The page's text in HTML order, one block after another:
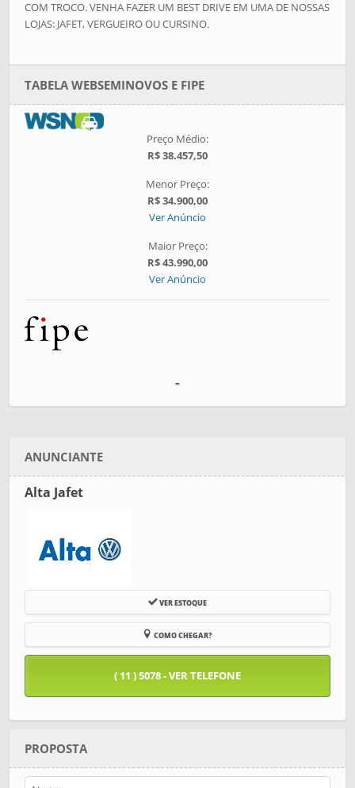
COM TROCO. VENHA FAZER UM BEST DRIVE EM UMA DE NOSSAS
LOJAS: JAFET, VERGUEIRO OU CURSINO.
TABELA WEBSEMINOVOS E FIPE
Preço Médio:
R$ 38.457,50
Menor Preço:
R$ 34.900,00
Ver Anúncio
Maior Preço:
R$ 43.990,00
Ver Anúncio
-
ANUNCIANTE
Alta Jafet
VER ESTOQUE
COMO CHEGAR?
( 11 ) 5078 - VER TELEFONE
PROPOSTA